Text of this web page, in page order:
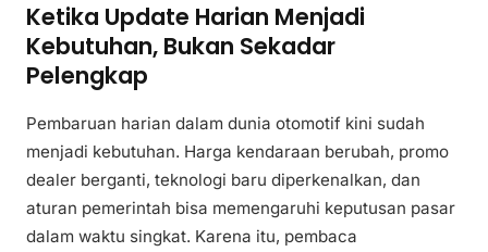
Ketika Update Harian Menjadi
Kebutuhan, Bukan Sekadar
Pelengkap
Pembaruan harian dalam dunia otomotif kini sudah
menjadi kebutuhan. Harga kendaraan berubah, promo
dealer berganti, teknologi baru diperkenalkan, dan
aturan pemerintah bisa memengaruhi keputusan pasar
dalam waktu singkat. Karena itu, pembaca